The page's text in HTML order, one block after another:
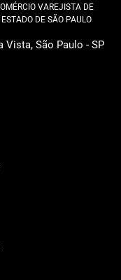
VAREJISTA DE
DE SÃO PAULO
Vista, São Paulo - SP